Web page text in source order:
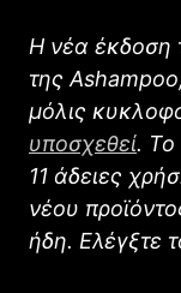
H νέα έκδοση
της
μόλις
υποσχεθεί. Το
11 άδειες
νέου
ήδη. Ελέγξτε